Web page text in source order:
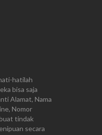
hatilah
bisa saja
Alamat, Nama
Nomor
tindak
secara